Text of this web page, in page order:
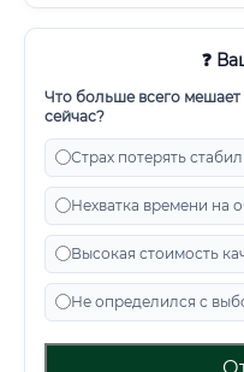
❓
Что больше всего
сейчас?
Страх потерять
Нехватка времени на
Высокая стоимость
Не определился с